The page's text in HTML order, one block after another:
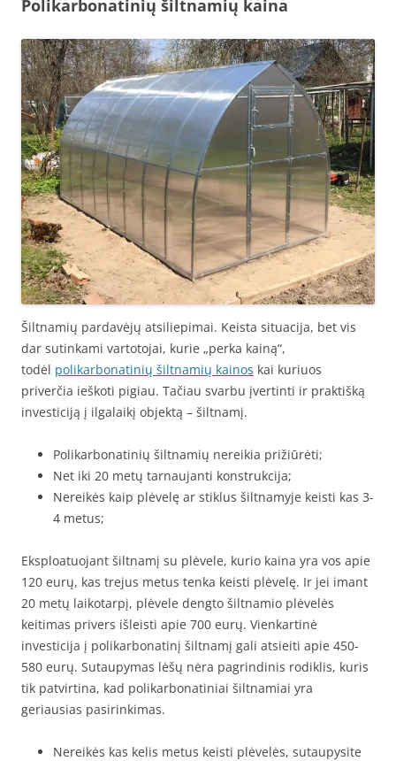
Polikarbonatinių šiltnamių kaina
Šiltnamių pardavėjų atsiliepimai. Keista situacija, bet vis
dar sutinkami vartotojai, kurie „perka kainą“,
todėl polikarbonatinių šiltnamių kainos kai kuriuos
priverčia ieškoti pigiau. Tačiau svarbu įvertinti ir praktišką
investiciją į ilgalaikį objektą – šiltnamį.
Polikarbonatinių šiltnamių nereikia prižiūrėti;
Net iki 20 metų tarnaujanti konstrukcija;
Nereikės kaip plėvelę ar stiklus šiltnamyje keisti kas 3-
4 metus;
Eksploatuojant šiltnamį su plėvele, kurio kaina yra vos apie
120 eurų, kas trejus metus tenka keisti plėvelę. Ir jei imant
20 metų laikotarpį, plėvele dengto šiltnamio plėvelės
keitimas privers išleisti apie 700 eurų. Vienkartinė
investicija į polikarbonatinį šiltnamį gali atsieiti apie 450-
580 eurų. Sutaupymas lėšų nėra pagrindinis rodiklis, kuris
tik patvirtina, kad polikarbonatiniai šiltnamiai yra
geriausias pasirinkimas.
Nereikės kas kelis metus keisti plėvelės, sutaupysite